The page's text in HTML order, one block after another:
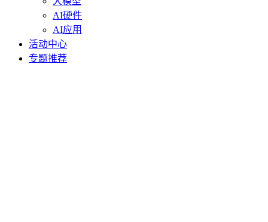
AI硬件
AI应用
活动中心
专题推荐